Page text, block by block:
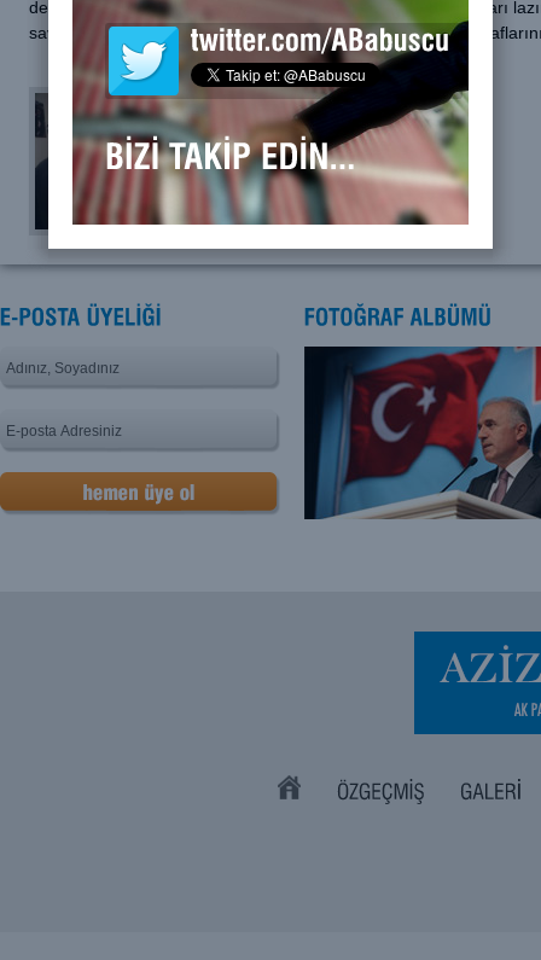
destek verdiklerini, bu fotoğraf üzerinden geri dönüp okumaları
savaş dili ve barış dili arasındaki ikilem üzerinde kendi